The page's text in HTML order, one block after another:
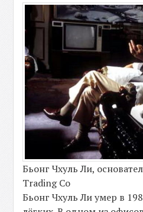
Бьонг Чхуль Ли,
Trading Co
Бьонг Чхуль Ли умер в